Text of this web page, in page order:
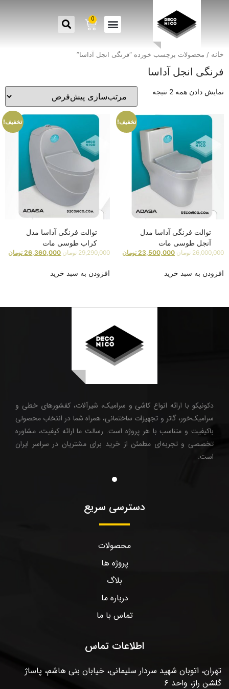
0
خانه / محصولات برچسب خورده “فرنگی انجل آداسا”
فرنگی انجل آداسا
نمایش دادن همه 2 نتیجه
تخفیف!
توالت فرنگی آداسا مدل
آنجل طوسی مات
26,000,000 تومان 23,500,000 تومان
افزودن به سبد خرید
تخفیف!
توالت فرنگی آداسا مدل
کراب طوسی مات
29,290,000 تومان 26,360,000 تومان
افزودن به سبد خرید
دکونیکو با ارائه انواع کاشی و سرامیک، شیرآلات، کفشورهای خطی و
سرامیک‌خور، گاتر و تجهیزات ساختمانی، همراه شما در انتخاب محصولی
باکیفیت و متناسب با هر پروژه است. رسالت ما ارائه کیفیت، مشاوره
تخصصی و تجربه‌ای مطمئن از خرید برای مشتریان در سراسر ایران
است.
دسترسی سریع
محصولات
پروژه ها
بلاگ
درباره ما
تماس با ما
اطلاعات تماس
تهران، اتوبان شهید سردار سلیمانی، خیابان بنی هاشم، پاساژ
گلشن راز، واحد ۶